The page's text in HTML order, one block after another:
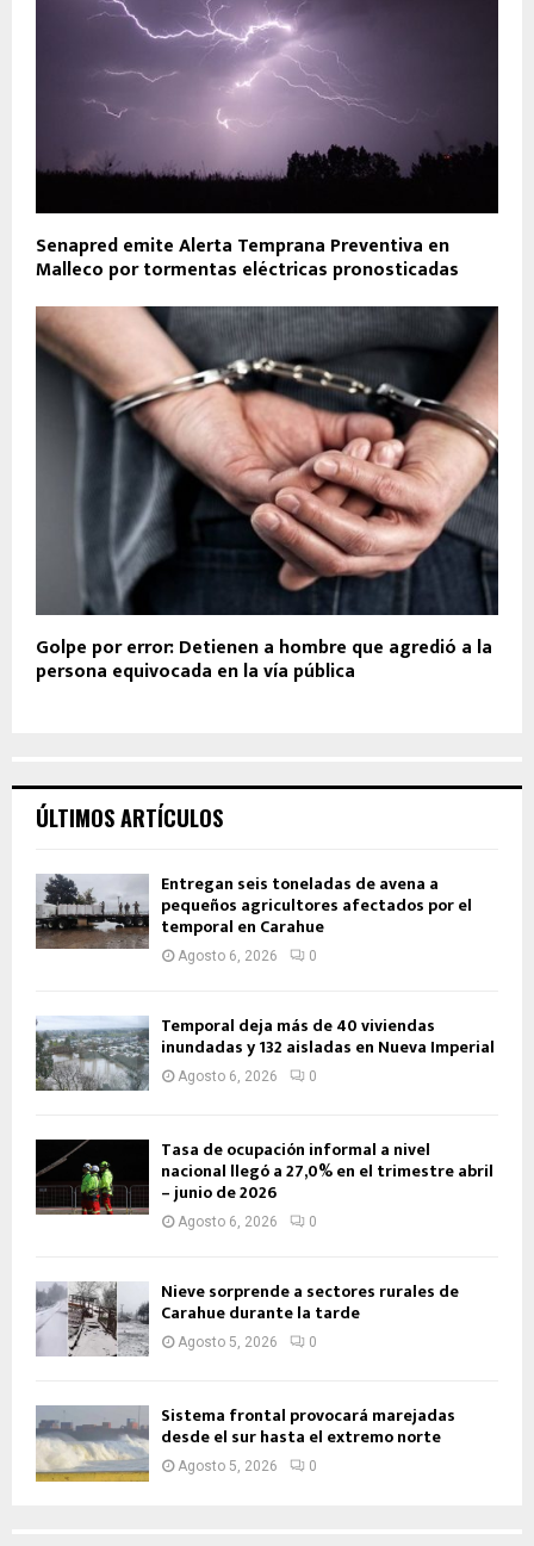
Senapred emite Alerta Temprana Preventiva en
Malleco por tormentas eléctricas pronosticadas
Golpe por error: Detienen a hombre que agredió a la
persona equivocada en la vía pública
ÚLTIMOS ARTÍCULOS
Entregan seis toneladas de avena a
pequeños agricultores afectados por el
temporal en Carahue
Agosto 6, 2026 0
Temporal deja más de 40 viviendas
inundadas y 132 aisladas en Nueva Imperial
Agosto 6, 2026 0
Tasa de ocupación informal a nivel
nacional llegó a 27,0% en el trimestre abril
– junio de 2026
Agosto 6, 2026 0
Nieve sorprende a sectores rurales de
Carahue durante la tarde
Agosto 5, 2026 0
Sistema frontal provocará marejadas
desde el sur hasta el extremo norte
Agosto 5, 2026 0